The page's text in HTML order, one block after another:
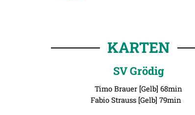
KARTEN
SV Grödig
Timo Brauer [Gelb] 68min
Fabio Strauss [Gelb] 79min